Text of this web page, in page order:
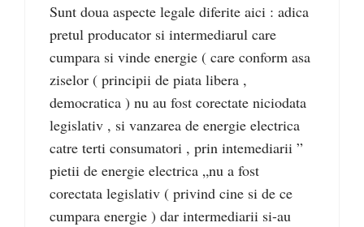
Sunt doua aspecte legale diferite aici : adica
pretul producator si intermediarul care
cumpara si vinde energie ( care conform asa
ziselor ( principii de piata libera ,
democratica ) nu au fost corectate niciodata
legislativ , si vanzarea de energie electrica
catre terti consumatori , prin intemediarii ”
pietii de energie electrica „nu a fost
corectata legislativ ( privind cine si de ce
cumpara energie ) dar intermediarii si-au